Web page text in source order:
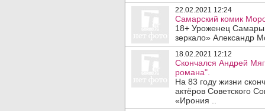
22.02.2021 12:24
Самарский комик
18+ Уроженец
зеркало» Александр
18.02.2021 12:12
Скончался Андрей
романа".
На 83 году жизни
актёров Советского
«Ирония ..